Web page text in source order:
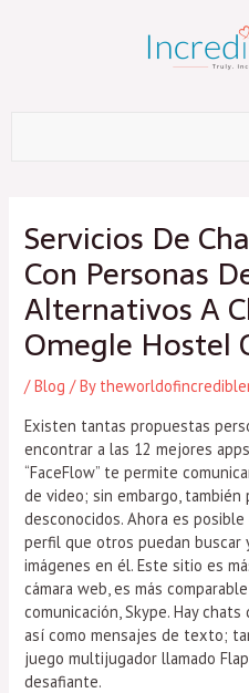
Servicios De
Con Personas
Alternativos A
Omegle Hostel
/Blog / By
Existen tantas propuestas
encontrar a las 12 mejores
“FaceFlow” te permite
de video; sin embargo, también
desconocidos. Ahora es
perfil que otros puedan buscar
imágenes en él. Este sitio es
cámara web, es más
comunicación, Skype. Hay
así como mensajes de texto;
juego multijugador llamado
desafiante.